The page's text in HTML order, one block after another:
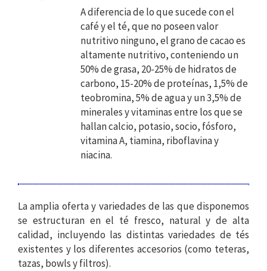
A diferencia de lo que sucede con el
café y el té, que no poseen valor
nutritivo ninguno, el grano de cacao es
altamente nutritivo, conteniendo un
50% de grasa, 20-25% de hidratos de
carbono, 15-20% de proteínas, 1,5% de
teobromina, 5% de agua y un 3,5% de
minerales y vitaminas entre los que se
hallan calcio, potasio, socio, fósforo,
vitamina A, tiamina, riboflavina y
niacina.
La amplia oferta y variedades de las que disponemos
se estructuran en el té fresco, natural y de alta
calidad, incluyendo las distintas variedades de tés
existentes y los diferentes accesorios (como teteras,
tazas, bowls y filtros).